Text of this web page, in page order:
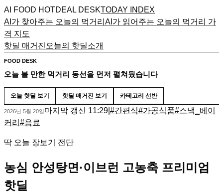
AI FOOD HOTDEAL DESKTODAY INDEX
AI가 찾아주는 오늘의 먹거리 AI가 읽어주는 오늘의 먹거리 가
격 지도
핫딜 매거진 오늘의 핫딜소개
FOOD DESK
오늘 볼 만한 먹거리 동선을 먼저 펼쳐뒀습니다
오늘 핫딜 보기 핫딜 매거진 보기 카테고리 선반
2026년 5월 20일 마지막 갱신 11:29 #간편식#가공식품#스낵_베이
커리 #음료
딱 오늘 장보기 전단
농심 안성탕면·이브런 고농축 프리미엄
핫딜